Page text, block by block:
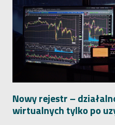
Nowy rejestr –
wirtualnych tylko po